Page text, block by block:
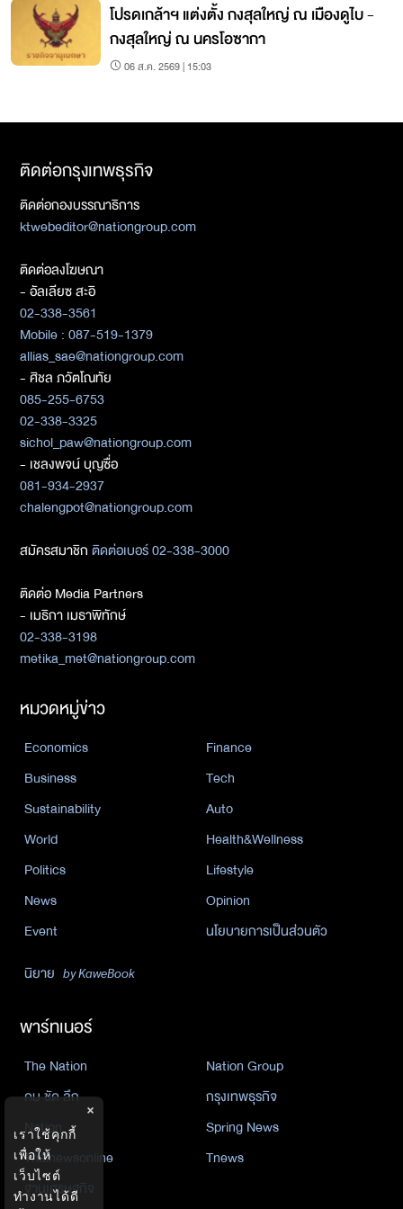
โปรดเกล้าฯ แต่งตั้ง กงสุลใหญ่ ณ เมืองดูไบ -
กงสุลใหญ่ ณ นครโอซากา
06 ส.ค. 2569 | 15:03
ติดต่อกรุงเทพธุรกิจ
ติดต่อกองบรรณาธิการ
ktwebeditor@nationgroup.com
ติดต่อลงโฆษณา
- อัลเลียซ สะอิ
02-338-3561
Mobile : 087-519-1379
allias_sae@nationgroup.com
- ศิชล ภวัตโณทัย
085-255-6753
02-338-3325
sichol_paw@nationgroup.com
- เชลงพจน์ บุญซื่อ
081-934-2937
chalengpot@nationgroup.com
สมัครสมาชิกติดต่อเบอร์ 02-338-3000
ติดต่อ Media Partners
- เมธิกา เมธาพิทักษ์
02-338-3198
metika_met@nationgroup.com
หมวดหมู่ข่าว
Economics
Finance
Business
Tech
Sustainability
Auto
World
Health&Wellness
Politics
Lifestyle
News
Opinion
Event
นโยบายการเป็นส่วนตัว
นิยาย by KaweBook
พาร์ทเนอร์
The Nation
Nation Group
คม ชัด ลึก
กรุงเทพธุรกิจ
Nation
Spring News
Thainewsonline
Tnews
ฐานเศรษฐกิจ
×
เราใช้คุกกี้
เพื่อให้
เว็บไซต์
ทำงานได้ดี